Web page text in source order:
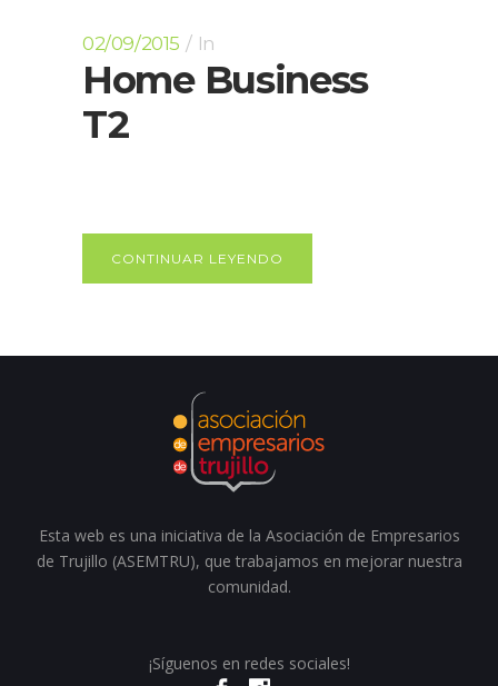
02/09/2015 In
Home Business
T2
CONTINUAR LEYENDO
Esta web es una iniciativa de la Asociación de Empresarios
de Trujillo (ASEMTRU), que trabajamos en mejorar nuestra
comunidad.
¡Síguenos en redes sociales!